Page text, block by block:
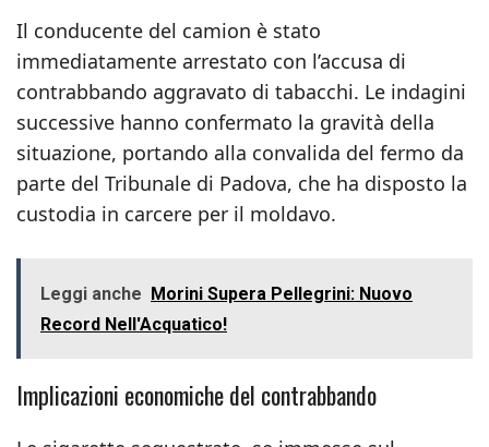
Il conducente del camion è stato
immediatamente arrestato con l’accusa di
contrabbando aggravato di tabacchi. Le indagini
successive hanno confermato la gravità della
situazione, portando alla convalida del fermo da
parte del Tribunale di Padova, che ha disposto la
custodia in carcere per il moldavo.
Leggi anche Morini Supera Pellegrini: Nuovo
Record Nell'Acquatico!
Implicazioni economiche del contrabbando